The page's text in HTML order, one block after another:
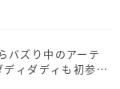
バズり中のアーテ
ィダディも初参加
＞